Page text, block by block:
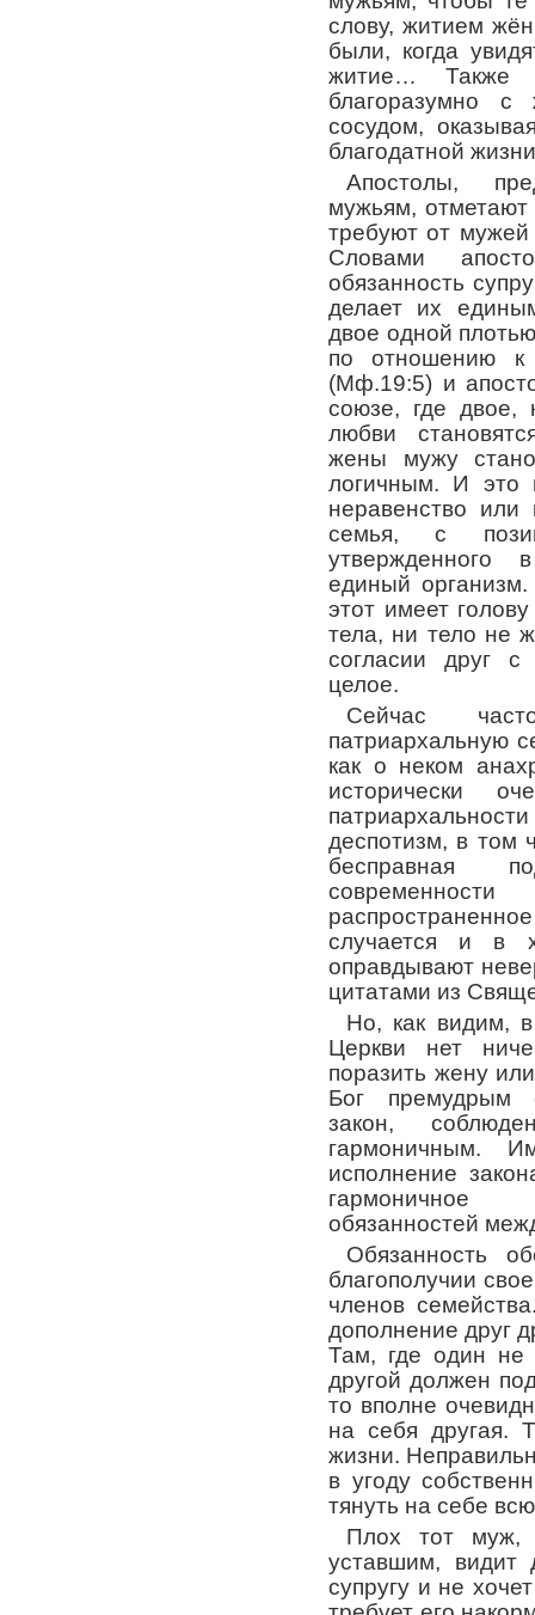
слову, житием
были, когда
житие… Также
благоразумно
сосудом,
благодатной
Апостолы,
мужьям,
требуют от
Словами
обязанность
делает их
двое одной
по отношению к
(Мф.19:5) и
союзе, где двое,
любви
жены мужу
логичным. И это
неравенство или
семья, с
единый
этот имеет
тела, ни тело не
согласии друг
целое.
Сейчас
патриархальную
как о неком
исторически
деспотизм, в том
бесправная
случается и в
оправдывают
цитатами из
Но, как видим,
Церкви нет
поразить жену
Бог премудрым
закон,
гармоничным.
исполнение
гармоничное
обязанностей
Обязанность
благополучии
членов
дополнение друг
Там, где один не
другой должен
то вполне
на себя другая.
жизни.
в угоду
тянуть на себе
Плох тот муж,
уставшим,
супругу и не